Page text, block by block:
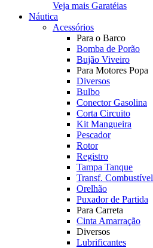
Veja mais Garatéias
Náutica
Acessórios
Para o Barco
Bomba de Porão
Bujão Viveiro
Para Motores Popa
Diversos
Bulbo
Conector Gasolina
Corta Circuito
Kit Mangueira
Pescador
Rotor
Registro
Tampa Tanque
Transf. Combustível
Orelhão
Puxador de Partida
Para Carreta
Cinta Amarração
Diversos
Lubrificantes